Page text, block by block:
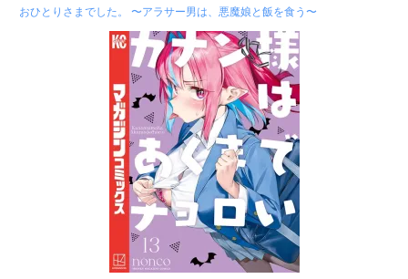
おひとりさまでした。 〜アラサー男は、悪魔娘と飯を食う〜